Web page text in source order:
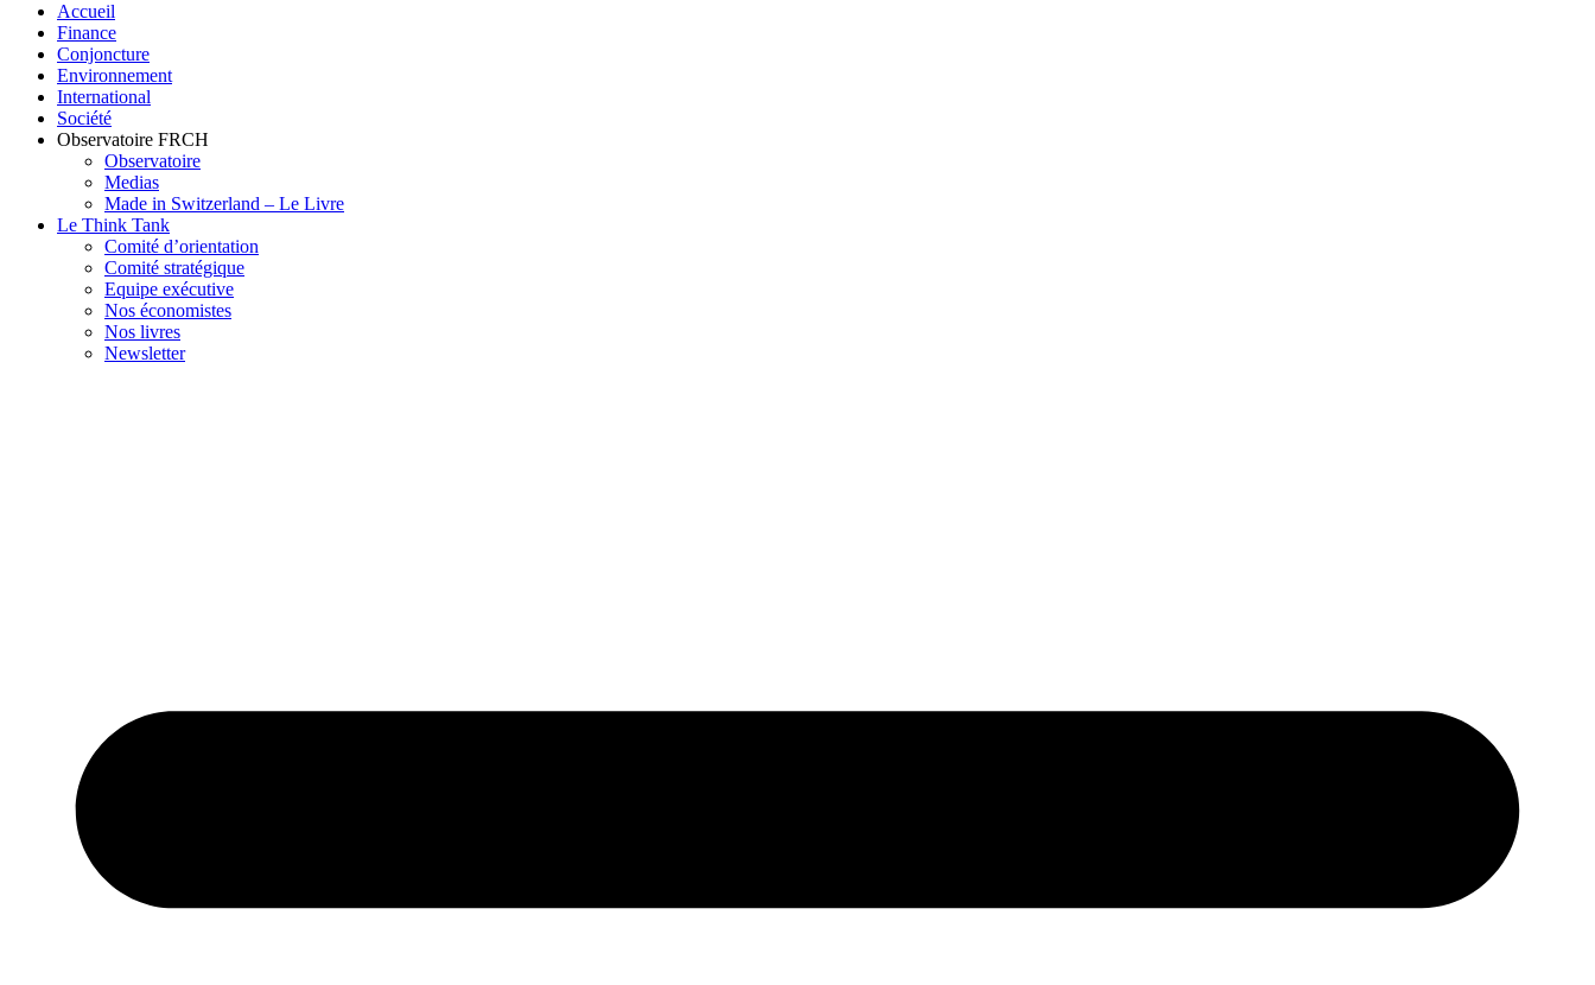
Accueil
Finance
Conjoncture
Environnement
International
Société
Observatoire FRCH
Observatoire
Medias
Made in Switzerland – Le Livre
Le Think Tank
Comité d’orientation
Comité stratégique
Equipe exécutive
Nos économistes
Nos livres
Newsletter